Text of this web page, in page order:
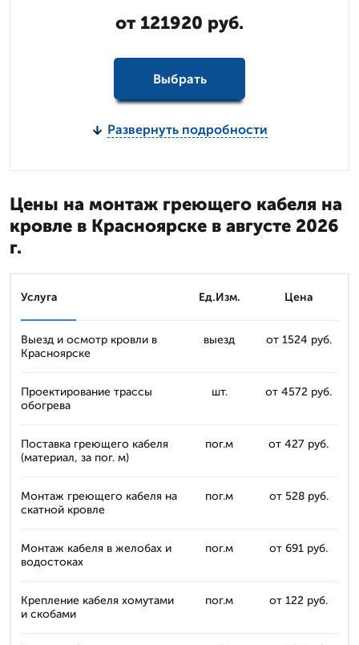
от 121920 руб.
Выбрать
Развернуть подробности
Цены на монтаж греющего кабеля на
кровле в Красноярске в августе 2026
г.
Услуга Ед.Изм. Цена
Выезд и осмотр кровли в
Красноярске
выезд от 1524 руб.
Проектирование трассы
обогрева
шт. от 4572 руб.
Поставка греющего кабеля
(материал, за пог. м)
пог.м от 427 руб.
Монтаж греющего кабеля на
скатной кровле
пог.м от 528 руб.
Монтаж кабеля в желобах и
водостоках
пог.м от 691 руб.
Крепление кабеля хомутами
и скобами
пог.м от 122 руб.